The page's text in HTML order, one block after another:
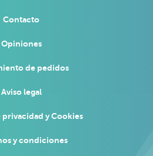
Contacto
Opiniones
de pedidos
Aviso legal
privacidad y Cookies
y condiciones